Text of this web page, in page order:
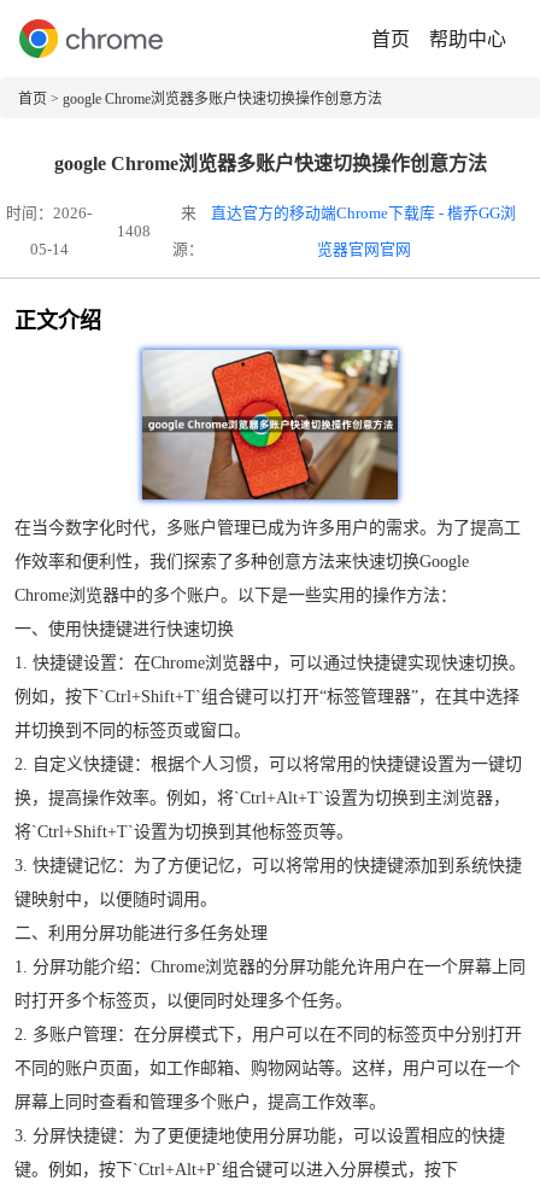
首页 帮助中心
首页 > google Chrome浏览器多账户快速切换操作创意方法
google Chrome浏览器多账户快速切换操作创意方法
时间：2026-
05-14
1408
来
源：
直达官方的移动端Chrome下载库 - 楷乔GG浏
览器官网官网
正文介绍
在当今数字化时代，多账户管理已成为许多用户的需求。为了提高工
作效率和便利性，我们探索了多种创意方法来快速切换Google
Chrome浏览器中的多个账户。以下是一些实用的操作方法：
一、使用快捷键进行快速切换
1. 快捷键设置：在Chrome浏览器中，可以通过快捷键实现快速切换。
例如，按下`Ctrl+Shift+T`组合键可以打开“标签管理器”，在其中选择
并切换到不同的标签页或窗口。
2. 自定义快捷键：根据个人习惯，可以将常用的快捷键设置为一键切
换，提高操作效率。例如，将`Ctrl+Alt+T`设置为切换到主浏览器，
将`Ctrl+Shift+T`设置为切换到其他标签页等。
3. 快捷键记忆：为了方便记忆，可以将常用的快捷键添加到系统快捷
键映射中，以便随时调用。
二、利用分屏功能进行多任务处理
1. 分屏功能介绍：Chrome浏览器的分屏功能允许用户在一个屏幕上同
时打开多个标签页，以便同时处理多个任务。
2. 多账户管理：在分屏模式下，用户可以在不同的标签页中分别打开
不同的账户页面，如工作邮箱、购物网站等。这样，用户可以在一个
屏幕上同时查看和管理多个账户，提高工作效率。
3. 分屏快捷键：为了更便捷地使用分屏功能，可以设置相应的快捷
键。例如，按下`Ctrl+Alt+P`组合键可以进入分屏模式，按下